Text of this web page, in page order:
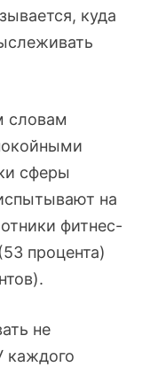
куда
словам
сферы
на
фитнес-
процента)
не
каждого